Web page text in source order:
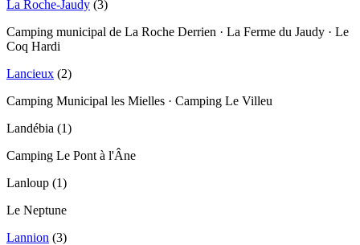
La Roche-Jaudy (3)
Camping municipal de La Roche Derrien · La Ferme du Jaudy · Le
Coq Hardi
Lancieux (2)
Camping Municipal les Mielles · Camping Le Villeu
Landébia (1)
Camping Le Pont à l'Âne
Lanloup (1)
Le Neptune
Lannion (3)